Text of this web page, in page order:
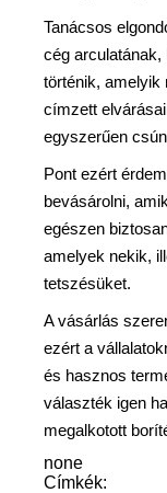
Tanácsos
cég
történik, amelyik
címzett
egyszerűen
Pont ezért
bevásárolni,
egészen
amelyek nekik,
tetszésüket.
A vásárlás
ezért a
és hasznos
választék igen
megalkotott
none
Címkék: